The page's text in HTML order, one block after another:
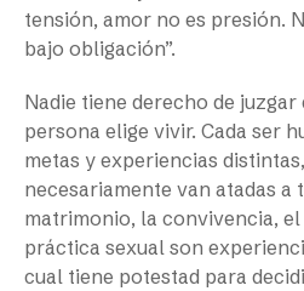
tensión, amor no es presión.
bajo obligación”.
Nadie tiene derecho de juzgar
persona elige vivir. Cada ser
metas y experiencias
necesariamente van atadas a
matrimonio, la convivencia,
práctica sexual son
cual tiene potestad para